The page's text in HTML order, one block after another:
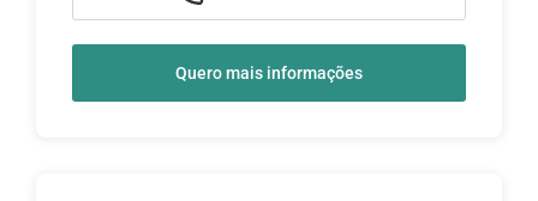
Quero mais informações